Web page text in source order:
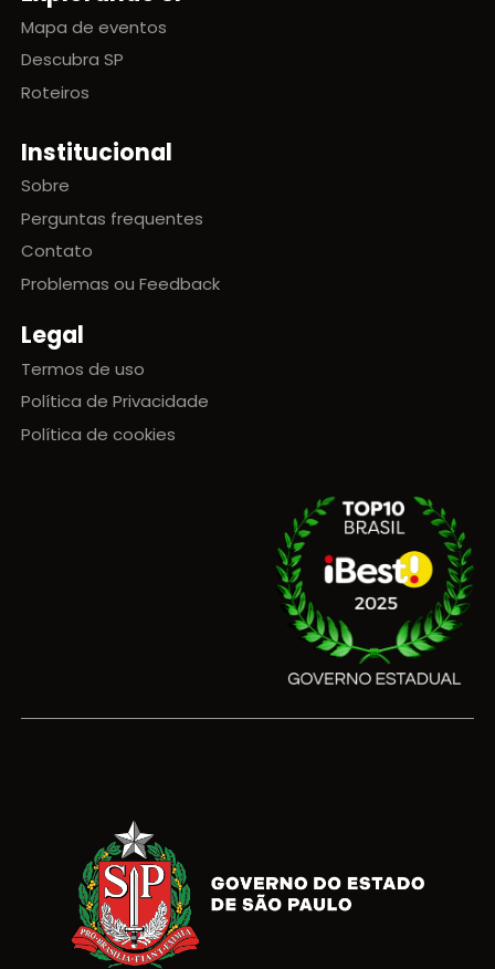
Mapa de eventos
Descubra SP
Roteiros
Institucional
Sobre
Perguntas frequentes
Contato
Problemas ou Feedback
Legal
Termos de uso
Política de Privacidade
Política de cookies